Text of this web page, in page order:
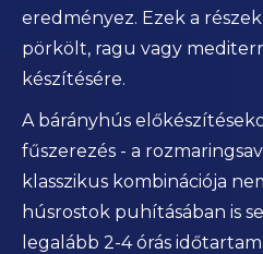
eredményez. Ezek a
pörkölt, ragu vagy
készítésére.
A bárányhús
fűszerezés - a
klasszikus kombinációja
húsrostok puhításában is
legalább 2-4 órás